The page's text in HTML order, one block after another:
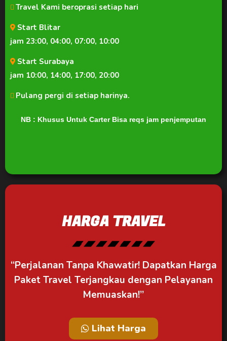
Travel Kami beroprasi setiap hari
Start Blitar
jam 23:00, 04:00, 07:00, 10:00
Start Surabaya
jam 10:00, 14:00, 17:00, 20:00
Pulang pergi di setiap harinya.
NB : Khusus Untuk Carter Bisa reqs jam penjemputan
HARGA TRAVEL
“Perjalanan Tanpa Khawatir! Dapatkan Harga
Paket Travel Terjangkau dengan Pelayanan
Memuaskan!”
Lihat Harga